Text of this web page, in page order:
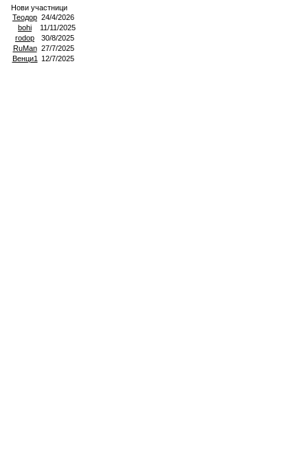
Нови участници
Теодор 24/4/2026
bohi
11/11/2025
rodop
30/8/2025
RuMan 27/7/2025
Венци1
12/7/2025